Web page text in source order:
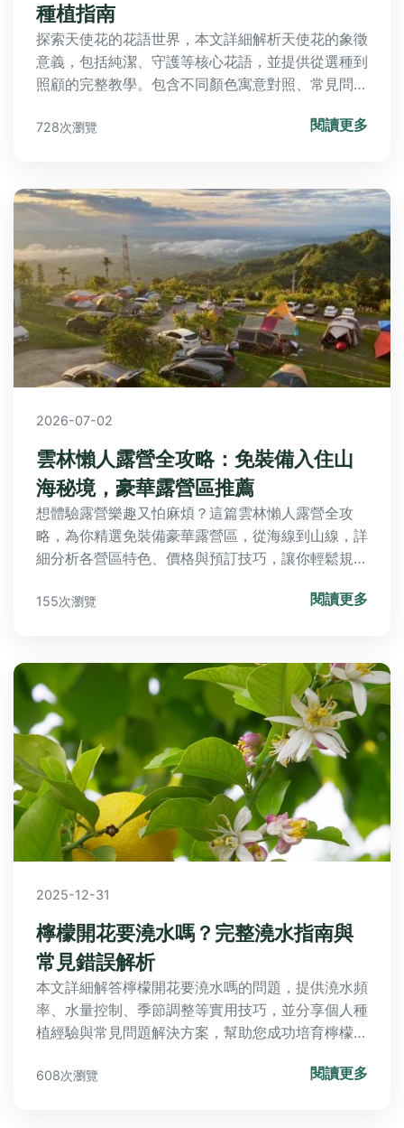
種植指南
探索天使花的花語世界，本文詳細解析天使花的象徵
意義，包括純潔、守護等核心花語，並提供從選種到
照顧的完整教學。包含不同顏色寓意對照、常見問題
728次瀏覽 閱讀更多
2026-07-02
雲林懶人露營全攻略：免裝備入住山
海秘境，豪華露營區推薦
想體驗露營樂趣又怕麻煩？這篇雲林懶人露營全攻
略，為你精選免裝備豪華露營區，從海線到山線，詳
細分析各營區特色、價格與預訂技巧，讓你輕鬆規劃
155次瀏覽 閱讀更多
2025-12-31
檸檬開花要澆水嗎？完整澆水指南與
常見錯誤解析
本文詳細解答檸檬開花要澆水嗎的問題，提供澆水頻
率、水量控制、季節調整等實用技巧，並分享個人種
植經驗與常見問題解決方案，幫助您成功培育檸檬
608次瀏覽 閱讀更多